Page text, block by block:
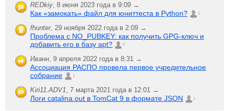
REDkiy 8 июня 2023 года в 9:09 →
Как «замокать» файл для юниттеста в Python? 2
fhunter, 29 ноября 2022 года в 2:09 →
Проблема с NO_PUBKEY: как получить GPG-ключ и
добавить его в базу apt?
6
Иванн 9 апреля 2022 года в 8:31 →
Ассоциация РАСПО провела первое учредительное
собрание
1
Kiri11.ADV1 7 марта 2021 года в 12:01 →
Логи catalina.out в TomCat 9 в формате JSON 1